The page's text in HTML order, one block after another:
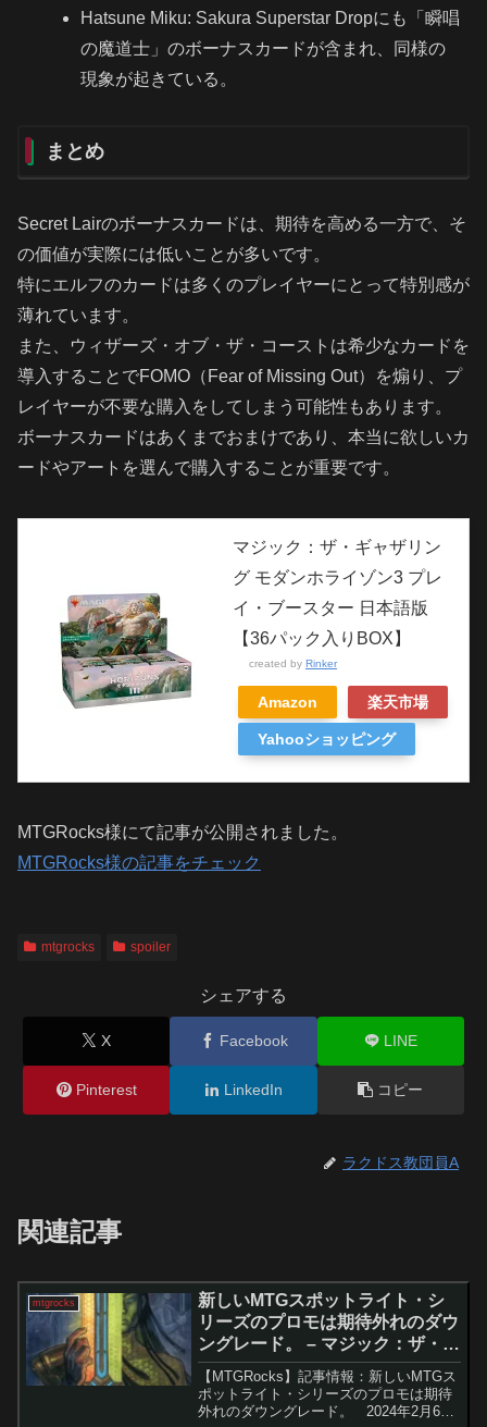
Hatsune Miku: Sakura Superstar Dropにも「瞬唱
の魔道士」のボーナスカードが含まれ、同様の
現象が起きている。
まとめ
Secret Lairのボーナスカードは、期待を高める一方で、そ
の価値が実際には低いことが多いです。
特にエルフのカードは多くのプレイヤーにとって特別感が
薄れています。
また、ウィザーズ・オブ・ザ・コーストは希少なカードを
導入することでFOMO（Fear of Missing Out）を煽り、プ
レイヤーが不要な購入をしてしまう可能性もあります。
ボーナスカードはあくまでおまけであり、本当に欲しいカ
ードやアートを選んで購入することが重要です。
マジック：ザ・ギャザリン
グ モダンホライゾン3 プレ
イ・ブースター 日本語版
【36パック入りBOX】
created by Rinker
Amazon 楽天市場
Yahooショッピング
MTGRocks様にて記事が公開されました。
MTGRocks様の記事をチェック
mtgrocks spoiler
シェアする
X Facebook LINE
Pinterest LinkedIn コピー
ラクドス教団員A
関連記事
mtgrocks
新しいMTGスポットライト・シ
リーズのプロモは期待外れのダウ
ングレード。 – マジック：ザ・ギ
ャザリング
【MTGRocks】記事情報：新しいMTGス
ポットライト・シリーズのプロモは期待
外れのダウングレード。 2024年2月6